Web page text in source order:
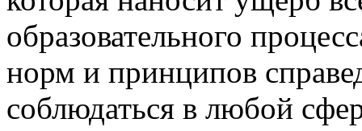
образовательного
норм и принципов
соблюдаться в любой